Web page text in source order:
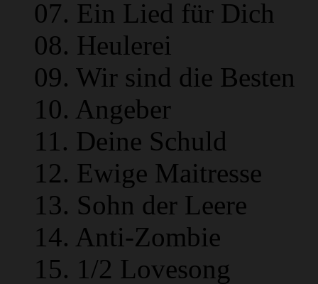
07. Ein Lied für Dich
08. Heulerei
09. Wir sind die Besten
10. Angeber
11. Deine Schuld
12. Ewige Maitresse
13. Sohn der Leere
14. Anti-Zombie
15. 1/2 Lovesong